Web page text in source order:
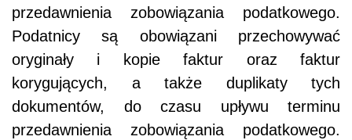
przedawnienia zobowiązania podatkowego.
Podatnicy są obowiązani przechowywać
oryginały i kopie faktur oraz faktur
korygujących, a także duplikaty tych
dokumentów, do czasu upływu terminu
przedawnienia zobowiązania podatkowego.